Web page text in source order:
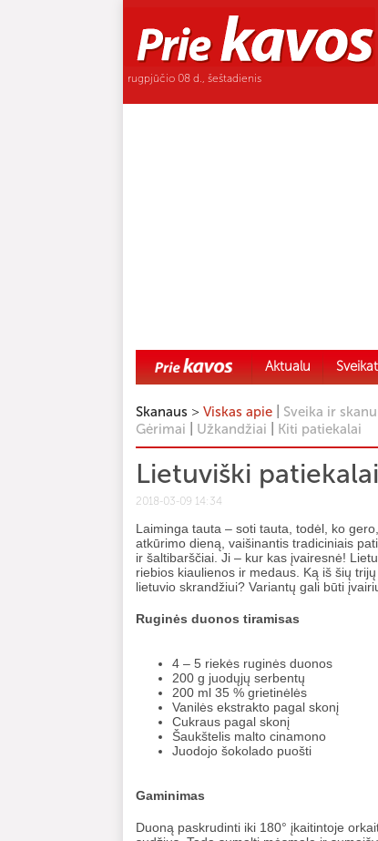
rugpjūčio 08 d., šeštadienis
Aktualu
Skanaus > Viskas apie Sveika ir skanu
Gėrimai Užkandžiai Kiti patiekalai
Lietuviški
2018-03-09 14:34
Laiminga tauta – soti tauta, todėl, ko
atkūrimo dieną, vaišinantis tradiciniais
ir šaltibarščiai. Ji – kur kas įvairesnė!
riebios kiaulienos ir medaus. Ką iš šių
lietuvio skrandžiui? Variantų gali būti
Ruginės duonos tiramisas
4 – 5 riekės ruginės duonos
200 g juodųjų serbentų
200 ml 35 % grietinėlės
Vanilės ekstrakto pagal skonį
Cukraus pagal skonį
Šaukštelis malto cinamono
Juodojo šokolado puošti
Gaminimas
Duoną paskrudinti iki 180° įkaitintoje